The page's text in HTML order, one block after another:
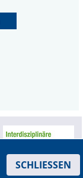
SCHLIESSEN